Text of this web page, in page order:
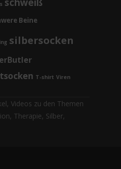
Beine
silbersocken
T-shirt Viren
Videos zu den Themen
Therapie, Silber,